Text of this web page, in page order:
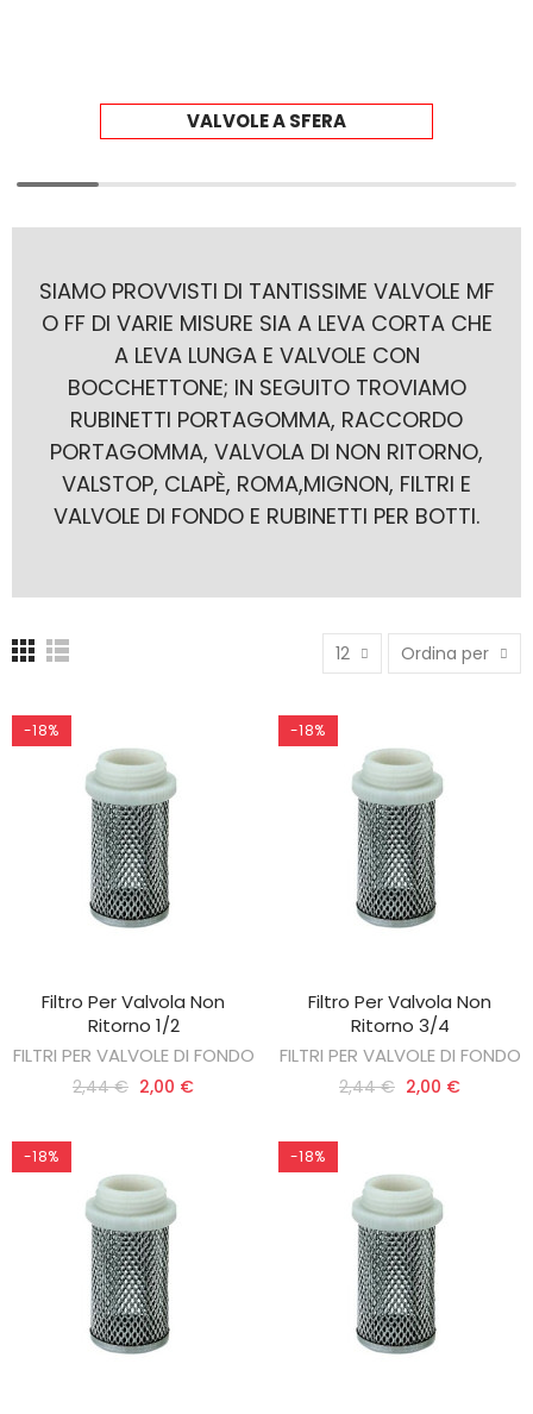
VALVOLE A SFERA
SIAMO PROVVISTI DI TANTISSIME VALVOLE MF
O FF DI VARIE MISURE SIA A LEVA CORTA CHE
A LEVA LUNGA E VALVOLE CON
BOCCHETTONE; IN SEGUITO TROVIAMO
RUBINETTI PORTAGOMMA, RACCORDO
PORTAGOMMA, VALVOLA DI NON RITORNO,
VALSTOP, CLAPÈ, ROMA,MIGNON, FILTRI E
VALVOLE DI FONDO E RUBINETTI PER BOTTI.
12 Ordina per
-18%
AGGIUNGI AL CARRELLO
Filtro Per Valvola Non
Ritorno 1/2
FILTRI PER VALVOLE DI FONDO
2,44 € 2,00 €
-18%
AGGIUNGI AL CARRELLO
Filtro Per Valvola Non
Ritorno 3/4
FILTRI PER VALVOLE DI FONDO
2,44 € 2,00 €
-18% -18%